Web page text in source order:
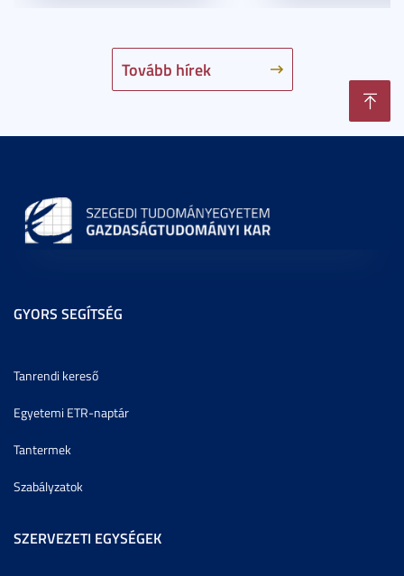
Tovább hírek
GYORS SEGÍTSÉG
Tanrendi kereső
Egyetemi ETR-naptár
Tantermek
Szabályzatok
SZERVEZETI EGYSÉGEK